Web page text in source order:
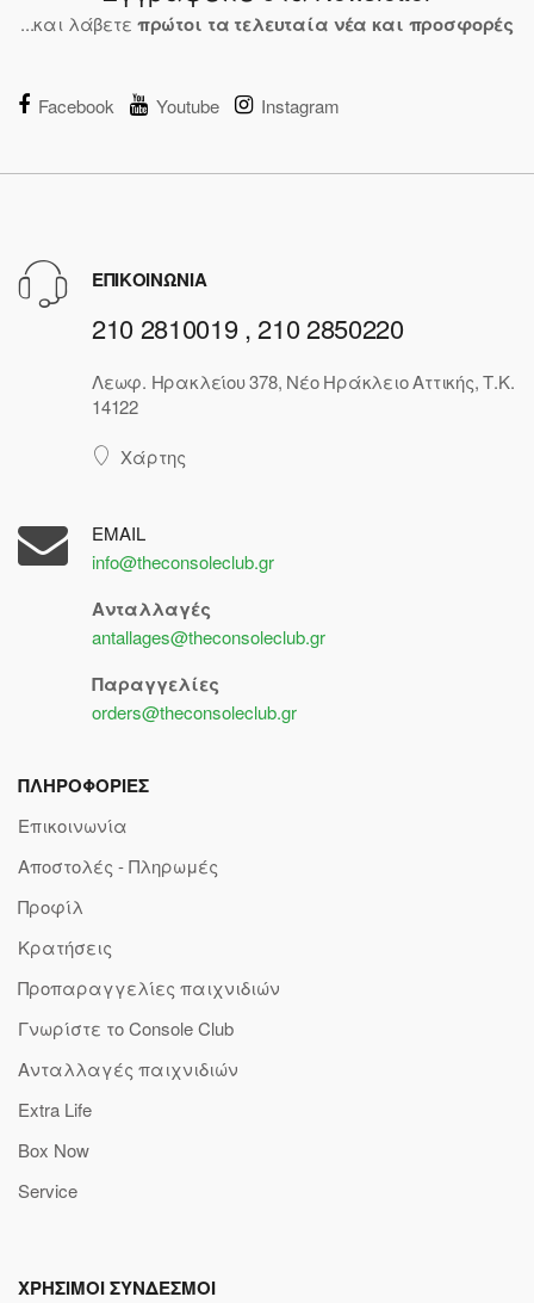
...και λάβετε πρώτοι τα τελευταία νέα και προσφορές
Facebook Youtube Instagram
ΕΠΙΚΟΙΝΩΝΙΑ
210 2810019 , 210 2850220
Λεωφ. Ηρακλείου 378, Νέο Ηράκλειο Αττικής, Τ.Κ.
14122
Χάρτης
EMAIL
info@theconsoleclub.gr
Ανταλλαγές
antallages@theconsoleclub.gr
Παραγγελίες
orders@theconsoleclub.gr
ΠΛΗΡΟΦΟΡΙΕΣ
Επικοινωνία
Αποστολές - Πληρωμές
Προφίλ
Κρατήσεις
Προπαραγγελίες παιχνιδιών
Γνωρίστε το Console Club
Ανταλλαγές παιχνιδιών
Extra Life
Box Now
Service
ΧΡΗΣΙΜΟΙ ΣΥΝΔΕΣΜΟΙ